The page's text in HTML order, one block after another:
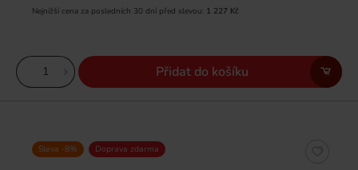
Nejnižší cena za posledních 30 dní před slevou: 1 227 Kč
Přidat do košíku
Sleva -8% Doprava zdarma